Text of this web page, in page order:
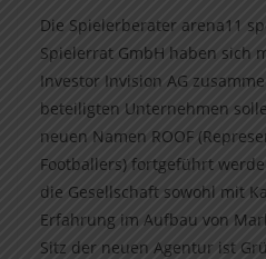
Die Spielerberater arena11
Spielerrat GmbH haben sich
Investor Invision AG
beteiligten Unternehmen
neuen Namen ROOF
Footballers) fortgeführt
die Gesellschaft sowohl mit
Erfahrung im Aufbau von
Sitz der neuen Agentur ist